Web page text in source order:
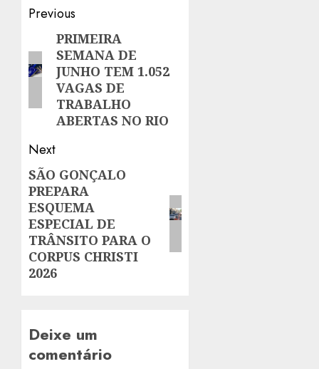
Post
navigation
Previous
Previous
post:
PRIMEIRA
SEMANA DE
JUNHO TEM 1.052
VAGAS DE
TRABALHO
ABERTAS NO RIO
Next
Next
post:
SÃO GONÇALO
PREPARA
ESQUEMA
ESPECIAL DE
TRÂNSITO PARA O
CORPUS CHRISTI
2026
Deixe um
comentário